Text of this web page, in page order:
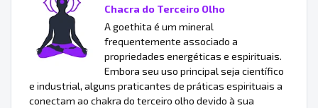
Chacra do Terceiro Olho
A goethita é um mineral
frequentemente associado a
propriedades energéticas e espirituais.
Embora seu uso principal seja científico
e industrial, alguns praticantes de práticas espirituais a
conectam ao chakra do terceiro olho devido à sua